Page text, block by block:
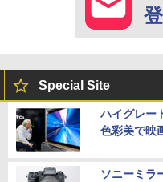
Special Site
ハイグレー
色彩美で映
ソニーミラ